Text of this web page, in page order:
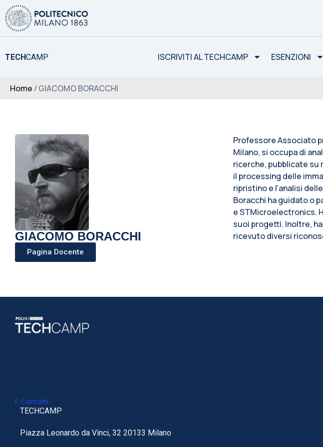
TECHCAMP ISCRIVITI AL TECHCAMP ESENZIONI
Home / GIACOMO BORACCHI
GIACOMO BORACCHI
Pagina Docente
Professore Associato
Milano, si occupa di
ricerche, pubblicate
il processing delle
ripristino e l’analisi
Boracchi ha guidato o
e STMicroelectronics.
suoi progetti. Inoltre,
ricevuto diversi
| Contatti
TECHCAMP
Piazza Leonardo da Vinci, 32 20133 Milano